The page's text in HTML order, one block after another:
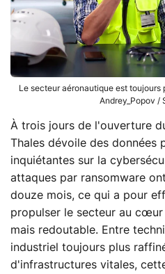
Le secteur aéronautique est
Andrey_Popov /
À trois jours de l'ouverture
Thales dévoile des données
inquiétantes sur la
attaques par ransomware
douze mois, ce qui a pour
propulser le secteur au
mais redoutable. Entre
industriel toujours plus
d'infrastructures vitales,